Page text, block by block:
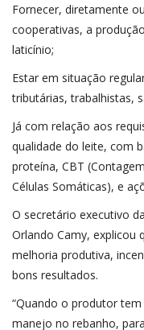
Fornecer, diretamente
cooperativas, a
laticínio;
Estar em situação
tributárias, trabalhistas,
Já com relação aos
qualidade do leite, com
proteína, CBT
Células Somáticas), e
O secretário executivo
Orlando Camy, explicou
melhoria produtiva,
bons resultados.
“Quando o produtor
manejo no rebanho,